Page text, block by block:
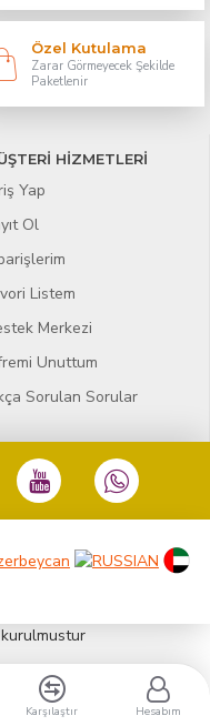
Özel Kutulama
Zarar Görmeyecek Şekilde
Paketlenir
HİZMETLERİ
Yap
Ol
Listem
Merkezi
Unuttum
Sorulan Sorular
Karşılaştır Hesabım